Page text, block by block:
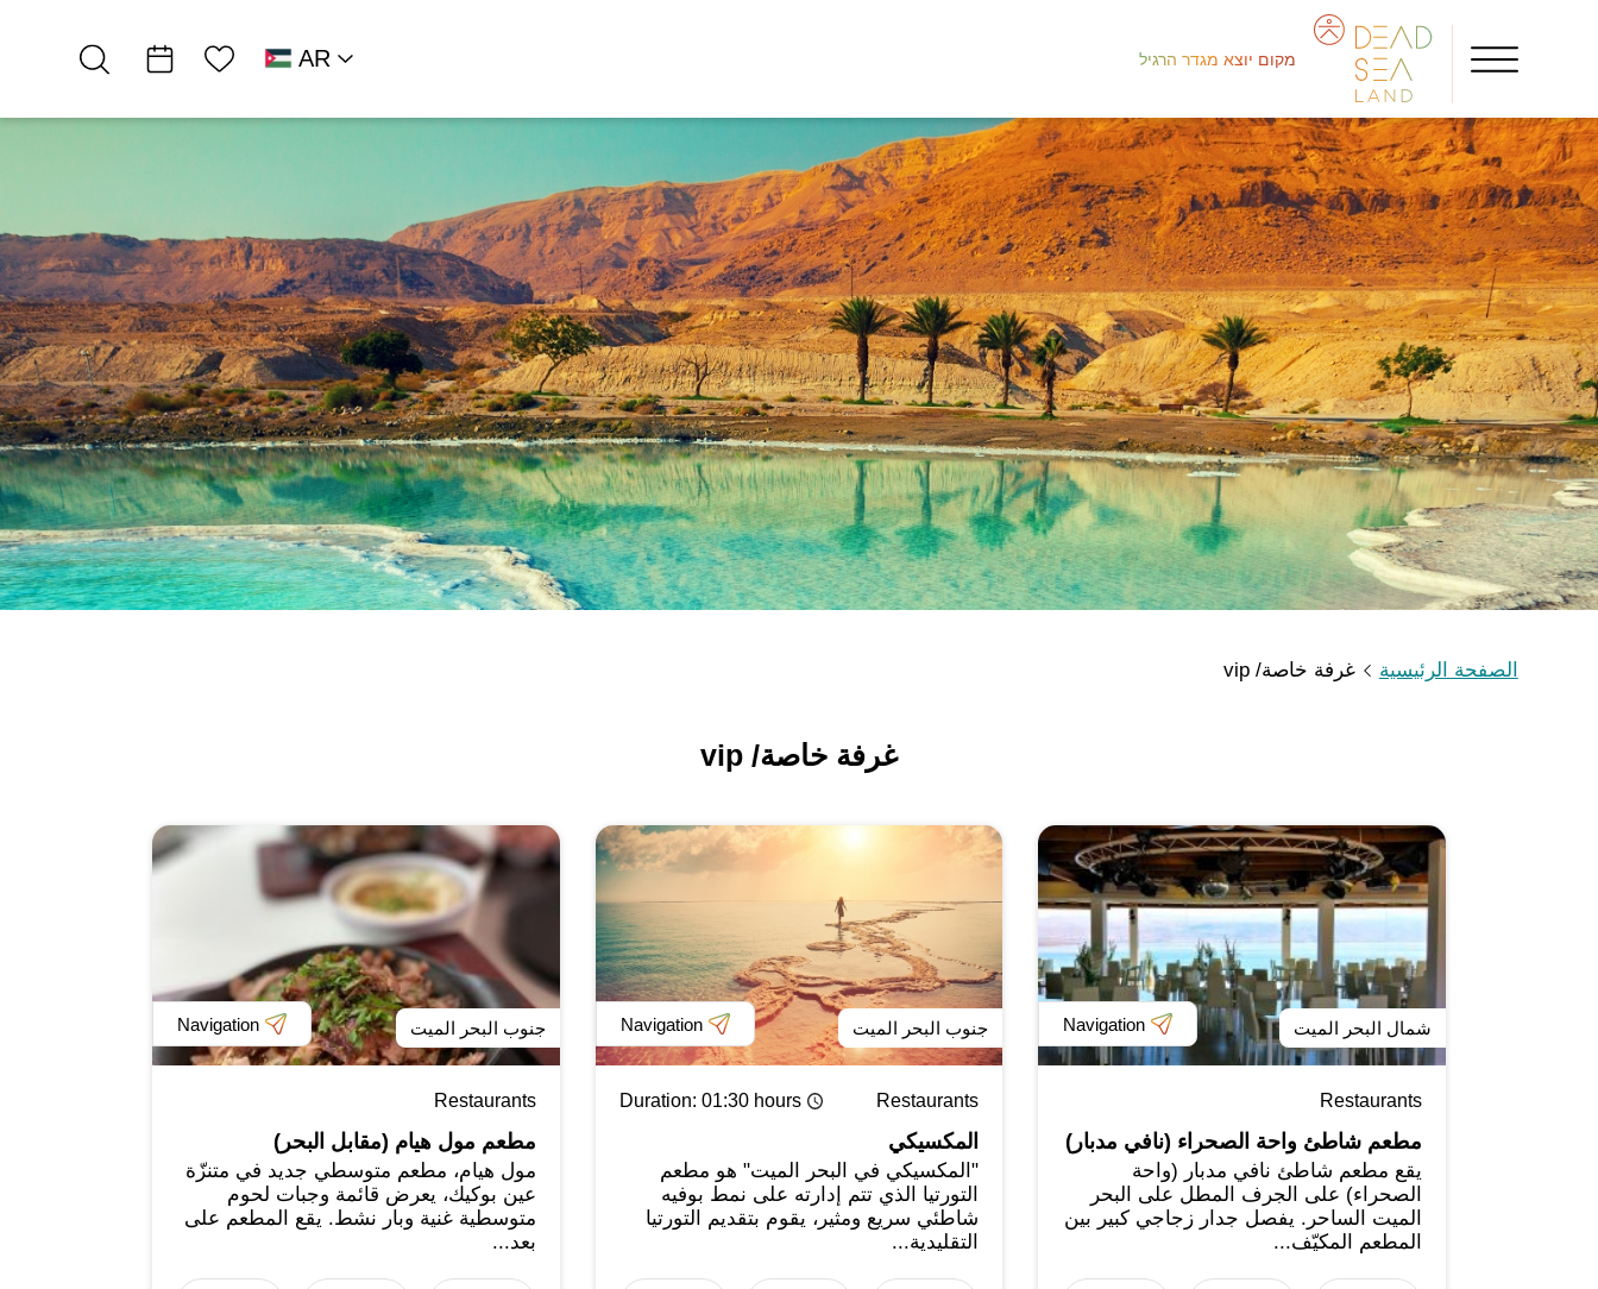
מקום יוצא מגדר הרגיל
AR
قائمة الأمنيات
الصفحة الرئيسية غرفة خاصة/ vip
غرفة خاصة/ vip
شمال البحر الميت Navigation
Restaurants
مطعم شاطئ واحة الصحراء (نافي مدبار)
يقع مطعم شاطئ نافي مدبار (واحة
الصحراء) على الجرف المطل على البحر
الميت الساحر. يفصل جدار زجاجي كبير بين
المطعم المكيّف...
جنوب البحر الميت Navigation
Restaurants
Duration: 01:30 hours
المكسيكي
"المكسيكي في البحر الميت" هو مطعم
التورتيا الذي تتم إدارته على نمط بوفيه
شاطئي سريع ومثير، يقوم بتقديم التورتيا
التقليدية...
جنوب البحر الميت Navigation
Restaurants
مطعم مول هيام (مقابل البحر)
مول هيام، مطعم متوسطي جديد في متنزّة
عين بوكيك، يعرض قائمة وجبات لحوم
متوسطية غنية وبار نشط. يقع المطعم على
بعد...
אירוח כפרי
بنينات فيرد